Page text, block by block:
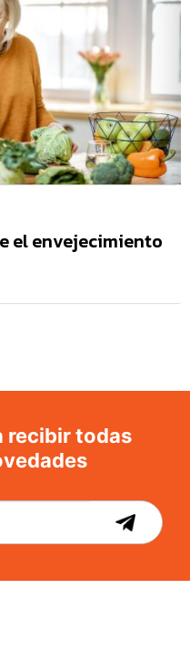
el envejecimiento
recibir todas